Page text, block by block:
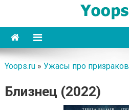
content
Yoops
Yoops.ru» Ужасы про призраков
Близнец (2022)